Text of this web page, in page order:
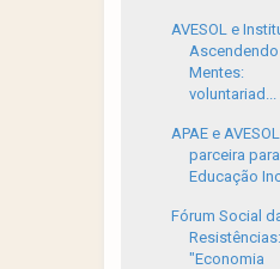
AVESOL e
Ascendendo
Mentes:
voluntariad...
APAE e
parceira
Educação
Fórum Social
Resistências:
"Economia